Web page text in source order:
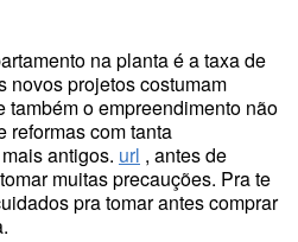
na planta é a taxa de
novos projetos costumam
também o empreendimento não
reformas com tanta
antigos. url , antes de
muitas precauções. Pra te
pra tomar antes comprar